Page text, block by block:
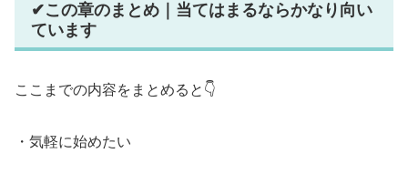
✔この章のまとめ｜当てはまるならかなり向い
ています
ここまでの内容をまとめると👇
・気軽に始めたい